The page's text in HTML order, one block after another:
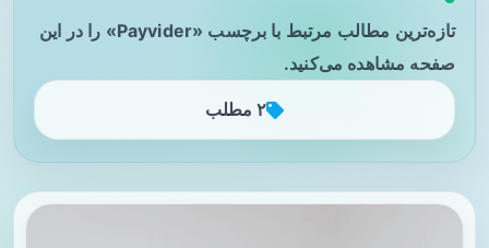
تازه‌ترین مطالب مرتبط با برچسب «Payvider» را در این
صفحه مشاهده می‌کنید.
۲ مطلب